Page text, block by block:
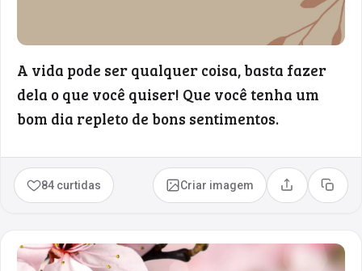
A vida pode ser qualquer coisa, basta fazer
dela o que você quiser! Que você tenha um
bom dia repleto de bons sentimentos.
84 curtidas Criar imagem Compartilhar
Copiar